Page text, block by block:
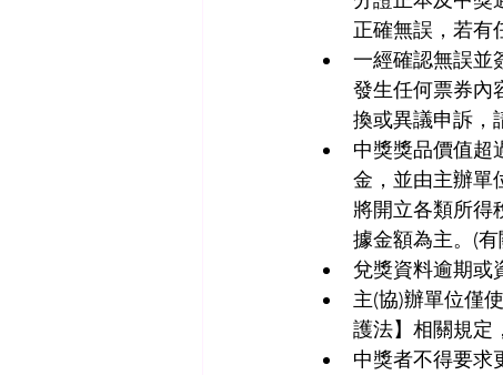
正確無誤，若有
一經確認無誤並
發生任何票券內
換或異議申訴，
中獎獎品價值超
金，並由主辦單
將開立各類所得
據金額為主。(
兌獎資料逾期或
主(協)辦單位僅
護法】相關規定
中獎者不得要求